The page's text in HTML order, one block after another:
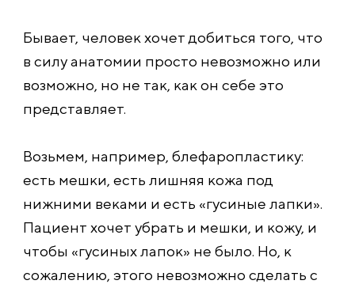
Бывает, человек хочет добиться того, что
в силу анатомии просто невозможно или
возможно, но не так, как он себе это
представляет.
Возьмем, например, блефаропластику:
есть мешки, есть лишняя кожа под
нижними веками и есть «гусиные лапки».
Пациент хочет убрать и мешки, и кожу, и
чтобы «гусиных лапок» не было. Но, к
сожалению, этого невозможно сделать с